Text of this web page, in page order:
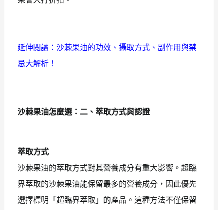
延伸閱讀：沙棘果油的功效、攝取方式、副作用與禁
忌大解析！
沙棘果油怎麼選：二、萃取方式與認證
萃取方式
沙棘果油的萃取方式對其營養成分有重大影響。超臨
界萃取的沙棘果油能保留最多的營養成分，因此優先
選擇標明「超臨界萃取」的產品。這種方法不僅保留